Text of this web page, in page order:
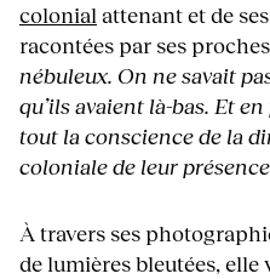
colonial attenant et de
racontées par ses proches
nébuleux. On ne savait
qu’ils avaient là-bas. Et
tout la conscience de la
coloniale de leur
À travers ses
de lumières bleutées,